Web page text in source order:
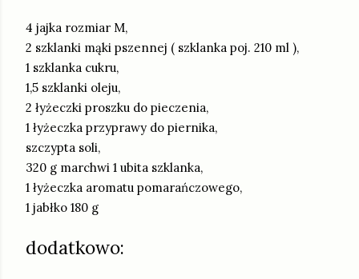
4 jajka rozmiar M,
2 szklanki mąki pszennej ( szklanka poj. 210 ml ),
1 szklanka cukru,
1,5 szklanki oleju,
2 łyżeczki proszku do pieczenia,
1 łyżeczka przyprawy do piernika,
szczypta soli,
320 g marchwi 1 ubita szklanka,
1 łyżeczka aromatu pomarańczowego,
1 jabłko 180 g
dodatkowo: